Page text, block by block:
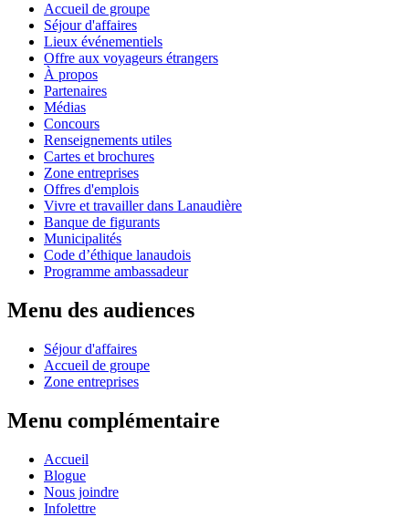
Accueil de groupe
Séjour d'affaires
Lieux événementiels
Offre aux voyageurs étrangers
À propos
Partenaires
Médias
Concours
Renseignements utiles
Cartes et brochures
Zone entreprises
Offres d'emplois
Vivre et travailler dans Lanaudière
Banque de figurants
Municipalités
Code d’éthique lanaudois
Programme ambassadeur
Menu des audiences
Séjour d'affaires
Accueil de groupe
Zone entreprises
Menu complémentaire
Accueil
Blogue
Nous joindre
Infolettre